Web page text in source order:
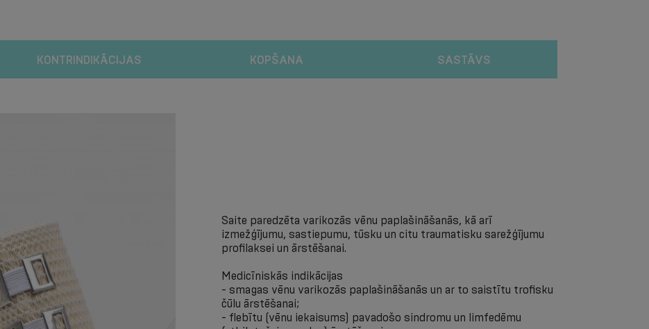
KONTRINDIKĀCIJAS KOPŠANA SASTĀVS
Saite paredzēta varikozās vēnu paplašināšanās, kā arī
izmežģījumu, sastiepumu, tūsku un citu traumatisku sarežģījumu
profilaksei un ārstēšanai.
Medicīniskās indikācijas
- smagas vēnu varikozās paplašināšanās un ar to saistītu trofisku
čūlu ārstēšanai;
- flebītu (vēnu iekaisums) pavadošo sindromu un limfedēmu